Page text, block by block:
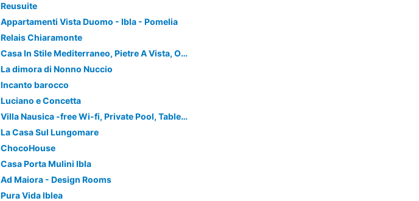
Reusuite
Appartamenti Vista Duomo - Ibla - Pomelia
Relais Chiaramonte
Casa In Stile Mediterraneo, Pietre A Vista, Oggetti Di Arredo Handmade
La dimora di Nonno Nuccio
Incanto barocco
Luciano e Concetta
Villa Nausica -free Wi-fi, Private Pool, Table Tennis, Basketball Court, Bowls Field.
La Casa Sul Lungomare
ChocoHouse
Casa Porta Mulini Ibla
Ad Maiora - Design Rooms
Pura Vida Iblea